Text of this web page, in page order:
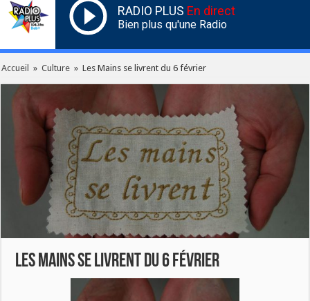
RADIO PLUS En direct
Bien plus qu'une Radio
Accueil » Culture » Les Mains se livrent du 6 février
Les Mains se livrent du 6 février